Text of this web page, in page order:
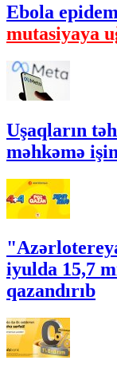
Ebola
mutasiyaya
Uşaqların
məhkəmə
iyulda 15,7
qazandırıb